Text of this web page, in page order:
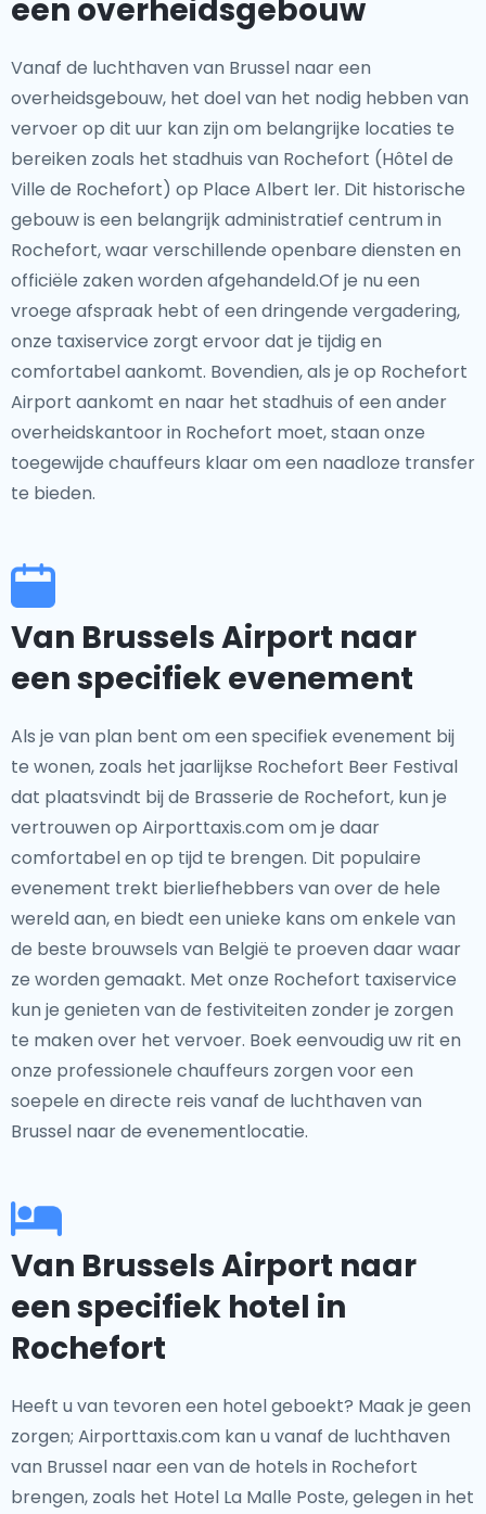
een overheidsgebouw
Vanaf de luchthaven van Brussel naar een
overheidsgebouw, het doel van het nodig hebben van
vervoer op dit uur kan zijn om belangrijke locaties te
bereiken zoals het stadhuis van Rochefort (Hôtel de
Ville de Rochefort) op Place Albert Ier. Dit historische
gebouw is een belangrijk administratief centrum in
Rochefort, waar verschillende openbare diensten en
officiële zaken worden afgehandeld.Of je nu een
vroege afspraak hebt of een dringende vergadering,
onze taxiservice zorgt ervoor dat je tijdig en
comfortabel aankomt. Bovendien, als je op Rochefort
Airport aankomt en naar het stadhuis of een ander
overheidskantoor in Rochefort moet, staan onze
toegewijde chauffeurs klaar om een naadloze transfer
te bieden.
Van Brussels Airport naar
een specifiek evenement
Als je van plan bent om een specifiek evenement bij
te wonen, zoals het jaarlijkse Rochefort Beer Festival
dat plaatsvindt bij de Brasserie de Rochefort, kun je
vertrouwen op Airporttaxis.com om je daar
comfortabel en op tijd te brengen. Dit populaire
evenement trekt bierliefhebbers van over de hele
wereld aan, en biedt een unieke kans om enkele van
de beste brouwsels van België te proeven daar waar
ze worden gemaakt. Met onze Rochefort taxiservice
kun je genieten van de festiviteiten zonder je zorgen
te maken over het vervoer. Boek eenvoudig uw rit en
onze professionele chauffeurs zorgen voor een
soepele en directe reis vanaf de luchthaven van
Brussel naar de evenementlocatie.
Van Brussels Airport naar
een specifiek hotel in
Rochefort
Heeft u van tevoren een hotel geboekt? Maak je geen
zorgen; Airporttaxis.com kan u vanaf de luchthaven
van Brussel naar een van de hotels in Rochefort
brengen, zoals het Hotel La Malle Poste, gelegen in het